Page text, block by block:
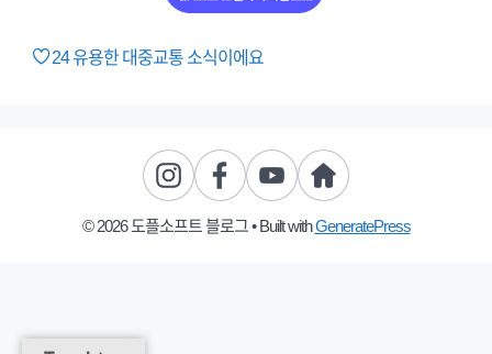
24유용한 대중교통 소식이에요
© 2026 도플소프트 블로그• Built withGeneratePress